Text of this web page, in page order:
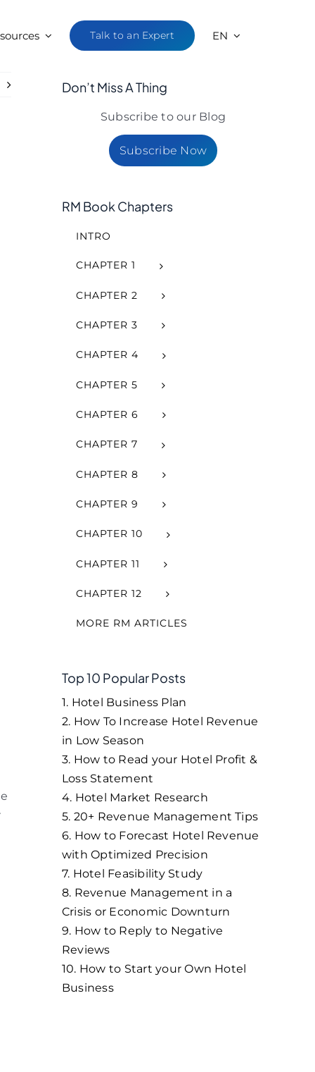
Talk to an Expert EN
Don’t Miss A Thing
Subscribe to our Blog
Subscribe Now
RM Book Chapters
INTRO
CHAPTER 1
CHAPTER 2
CHAPTER 3
CHAPTER 4
CHAPTER 5
CHAPTER 6
CHAPTER 7
CHAPTER 8
CHAPTER 9
CHAPTER 10
CHAPTER 11
CHAPTER 12
MORE RM ARTICLES
Top 10 Popular Posts
1. Hotel Business Plan
2. How To Increase Hotel Revenue
in Low Season
3. How to Read your Hotel Profit &
Loss Statement
4. Hotel Market Research
5. 20+ Revenue Management Tips
6. How to Forecast Hotel Revenue
with Optimized Precision
7. Hotel Feasibility Study
8. Revenue Management in a
Crisis or Economic Downturn
9. How to Reply to Negative
Reviews
10. How to Start your Own Hotel
Business